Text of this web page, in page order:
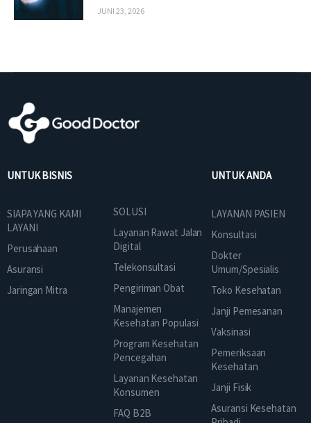
JUNI 23, 2026
UNTUK BISNIS
SIAPA YANG KAMI
LAYANI
Perusahaan
Asuransi
Jaringan Mitra
SOLUSI
Layanan Rawat Jalan
Digital
Telekonsultasi
Pengiriman Obat
Manajemen
Kesehatan Populasi
Program Kesehatan
Pencegahan
Layanan Kesehatan
Konsumen
FAQ B2B
UNTUK ANDA
LAYANAN PASIEN
Konsultasi
Dokter
Umum/Spesialis
Toko Kesehatan
Janji Pemesanan
Vaksinasi
Pemeriksaan
Kesehatan
Janji Fisik
Asuransi Kesehatan